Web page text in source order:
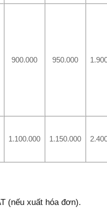
900.000 950.000
1.100.000 1.150.000
(nếu xuất hóa đơn).